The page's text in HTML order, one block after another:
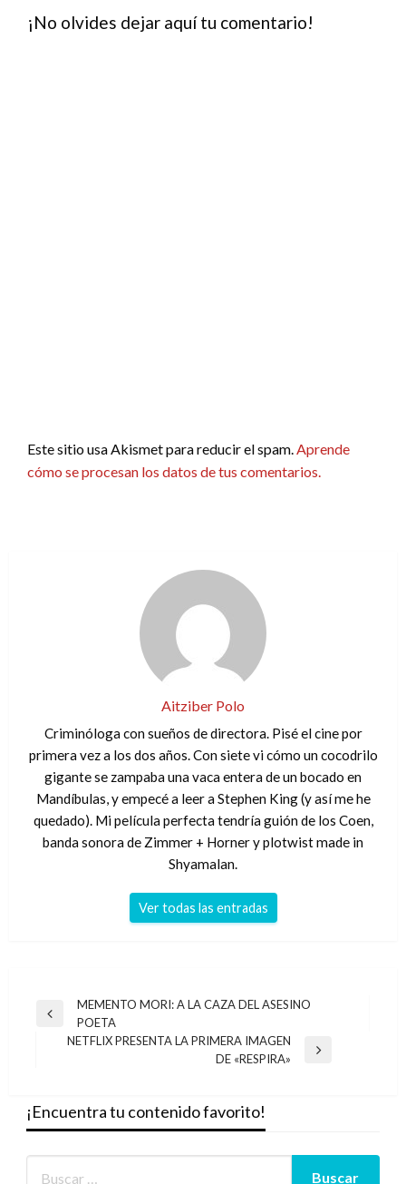
¡No olvides dejar aquí tu comentario!
Este sitio usa Akismet para reducir el spam.Aprende
cómo se procesan los datos de tus comentarios.
Aitziber Polo
Criminóloga con sueños de directora. Pisé el cine por
primera vez a los dos años. Con siete vi cómo un cocodrilo
gigante se zampaba una vaca entera de un bocado en
Mandíbulas, y empecé a leer a Stephen King (y así me he
quedado). Mi película perfecta tendría guión de los Coen,
banda sonora de Zimmer + Horner y plotwist made in
Shyamalan.
Ver todas las entradas
Navegación
Entrada
anterior
MEMENTO MORI: A LA CAZA DEL ASESINO
POETA
NETFLIX PRESENTA LA PRIMERA IMAGEN
DE «RESPIRA»
¡Encuentra tu contenido favorito!